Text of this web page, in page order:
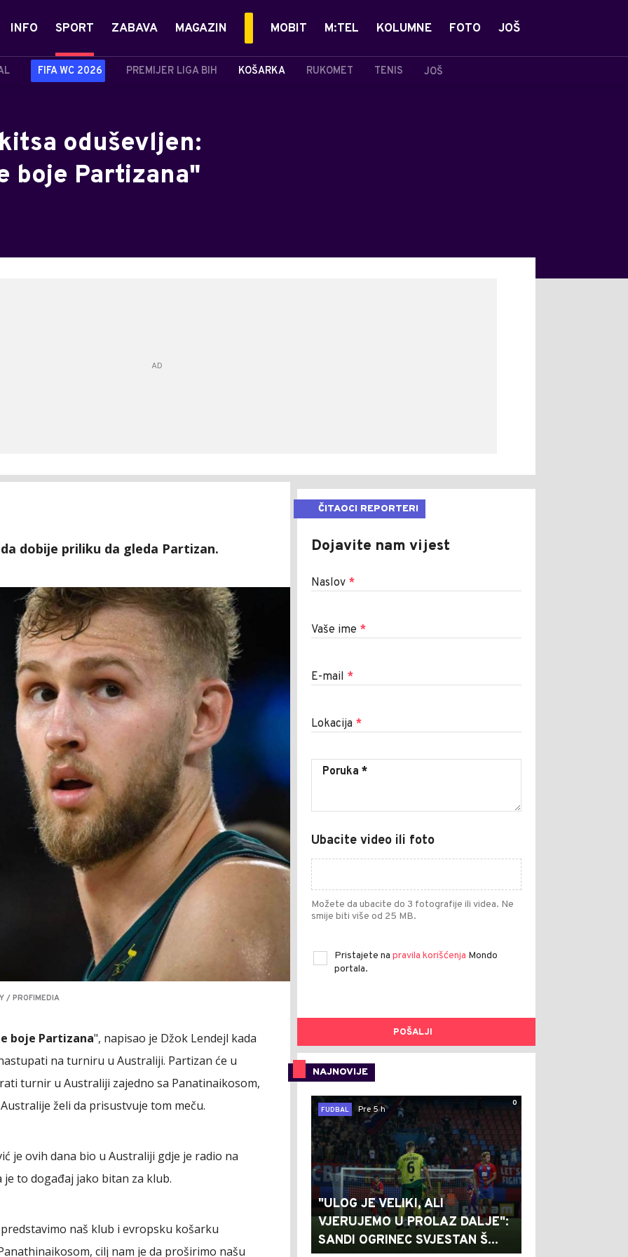
INFO SPORT
FIFA WC 2026 PREMIJER LIGA BIH KOŠARKA RUKOMET TENIS JOŠ
ZABAVA MAGAZIN MOBIT M:TEL KOLUMNE FOTO JOŠ
oduševljen:
boje Partizana"
dobije priliku da gleda Partizan.
/ PROFIMEDIA
boje Partizana", napisao je Džok Lendejl kada
na turniru u Australiji. Partizan će u
turnir u Australiji zajedno sa Panatinaikosom,
želi da prisustvuje tom meču.
je ovih dana bio u Australiji gdje je radio na
to događaj jako bitan za klub.
naš klub i evropsku košarku
cilj nam je da proširimo našu
ČITAOCI REPORTERI
Dojavite nam vijest
Naslov *
Vaše ime *
E-mail *
Lokacija *
Ubacite video ili foto
Možete da ubacite do 3 fotografije ili videa. Ne
smije biti više od 25 MB.
Pristajete na pravila korišćenja Mondo
portala.
POŠALJI
NAJNOVIJE
0
FUDBAL
Pre 5 h
"ULOG JE VELIKI, ALI
VJERUJEMO U PROLAZ DALJE":
SANDI OGRINEC SVJESTAN Š...